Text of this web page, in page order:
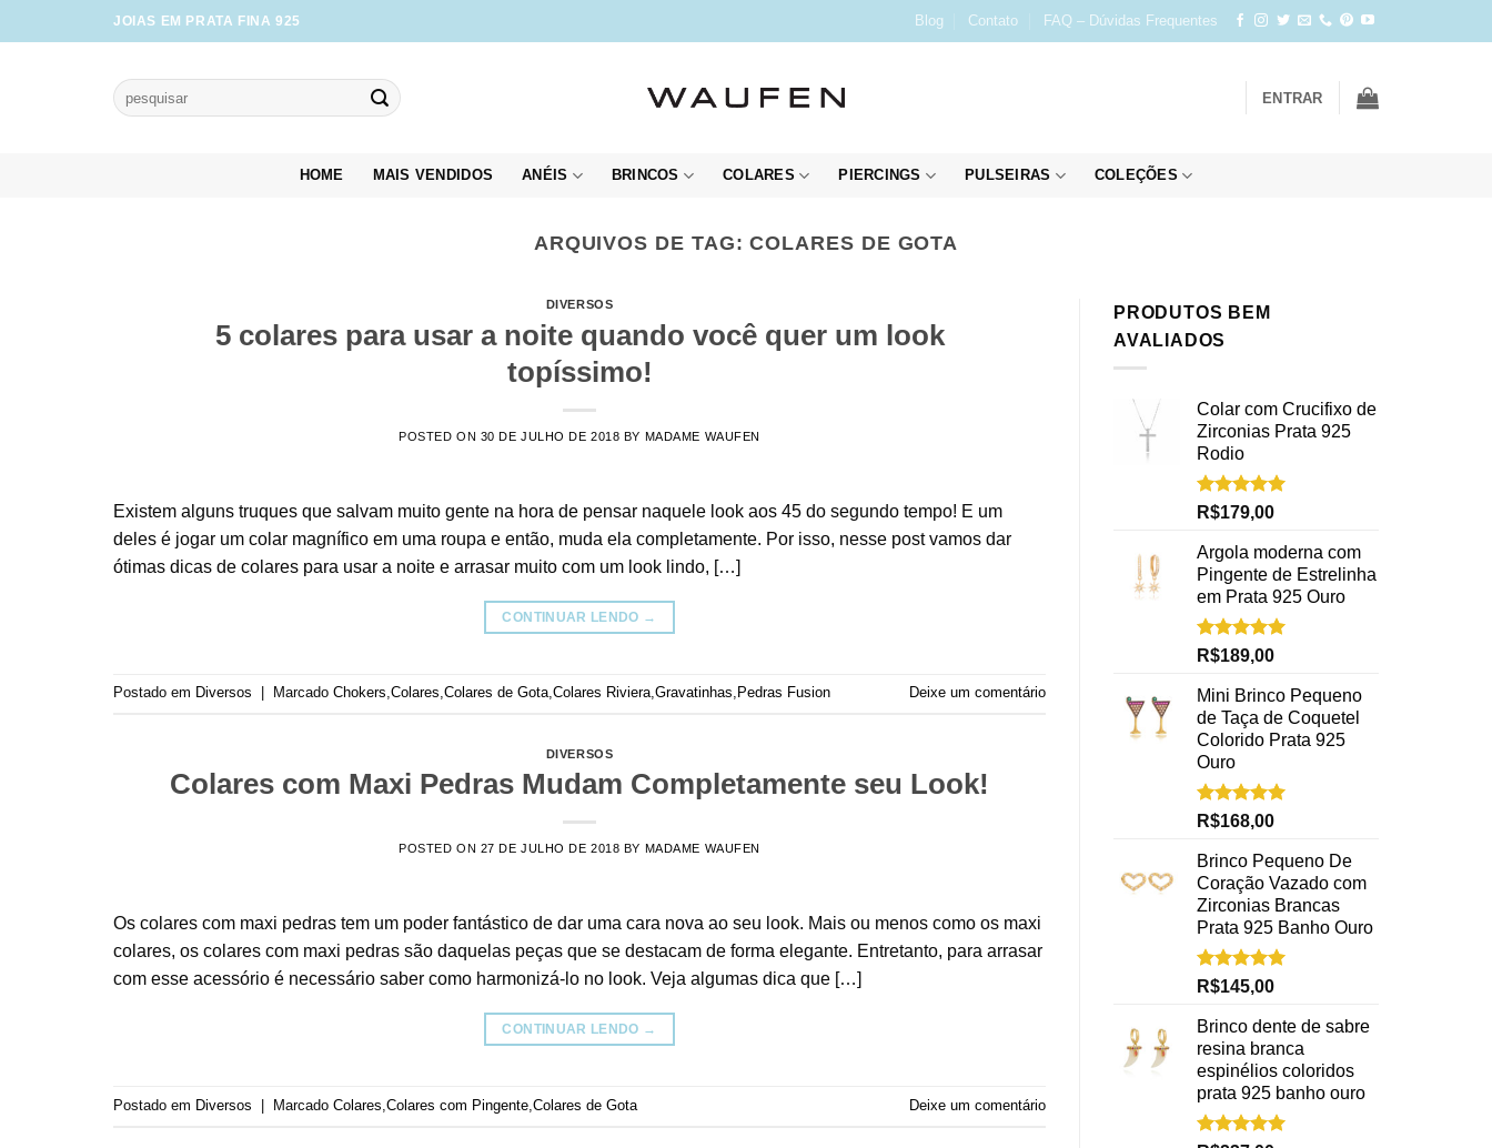
to
JOIAS EM PRATA FINA 925 Blog Contato FAQ – Dúvidas Frequentes
Pesquisar
por:
ENTRAR
HOME MAIS VENDIDOS ANÉIS BRINCOS COLARES PIERCINGS PULSEIRAS COLEÇÕES
ARQUIVOS DE TAG:COLARES DE GOTA
DIVERSOS
5 colares para usar a noite quando você quer um look
topíssimo!
POSTED ON 30 DE JULHO DE 2018 BY MADAME WAUFEN
Existem alguns truques que salvam muito gente na hora de pensar naquele look aos 45 do segundo tempo! E um
deles é jogar um colar magnífico em uma roupa e então, muda ela completamente. Por isso, nesse post vamos dar
ótimas dicas de colares para usar a noite e arrasar muito com um look lindo, […]
CONTINUAR LENDO →
Postado em Diversos Marcado Chokers,Colares,Colares de Gota,Colares Riviera,Gravatinhas, Pedras Fusion Deixe um comentário
DIVERSOS
Colares com Maxi Pedras Mudam Completamente seu Look!
POSTED ON 27 DE JULHO DE 2018 BY MADAME WAUFEN
Os colares com maxi pedras tem um poder fantástico de dar uma cara nova ao seu look. Mais ou menos como os maxi
colares, os colares com maxi pedras são daquelas peças que se destacam de forma elegante. Entretanto, para arrasar
com esse acessório é necessário saber como harmonizá-lo no look. Veja algumas dica que […]
CONTINUAR LENDO →
Postado em Diversos Marcado Colares Colares com Pingente Colares de Gota Deixe um comentário
PRODUTOS BEM
AVALIADOS
Colar com Crucifixo de
Zirconias Prata 925
Rodio
Avaliação
R$179,00
Argola moderna com
Pingente de Estrelinha
em Prata 925 Ouro
Avaliação
R$189,00
Mini Brinco Pequeno
de Taça de Coquetel
Colorido Prata 925
Ouro
Avaliação
R$168,00
Brinco Pequeno De
Coração Vazado com
Zirconias Brancas
Prata 925 Banho Ouro
Avaliação
R$145,00
Brinco dente de sabre
resina branca
espinélios coloridos
prata 925 banho ouro